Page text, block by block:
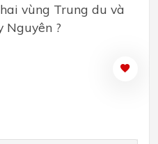
vùng Trung du và
Nguyên ?